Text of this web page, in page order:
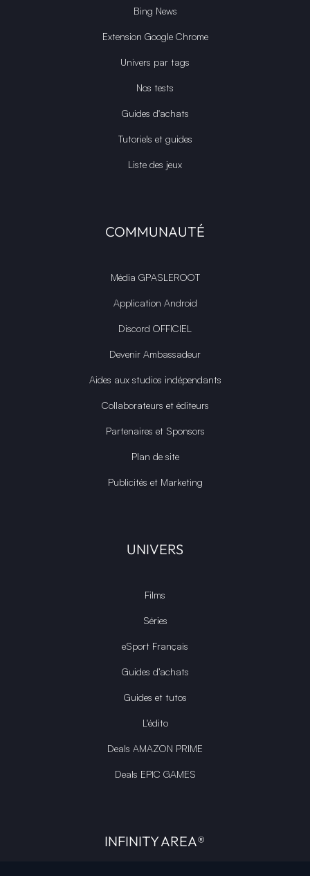
Bing News
Extension Google Chrome
Univers par tags
Nos tests
Guides d'achats
Tutoriels et guides
Liste des jeux
COMMUNAUTÉ
Média GPASLEROOT
Application Android
Discord OFFICIEL
Devenir Ambassadeur
Aides aux studios indépendants
Collaborateurs et éditeurs
Partenaires et Sponsors
Plan de site
Publicités et Marketing
UNIVERS
Films
Séries
eSport Français
Guides d’achats
Guides et tutos
L'édito
Deals AMAZON PRIME
Deals EPIC GAMES
INFINITY AREA®